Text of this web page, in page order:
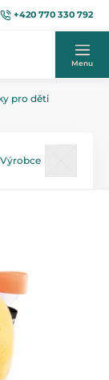
+420 770 330 792
Menu
pro děti
Výrobce